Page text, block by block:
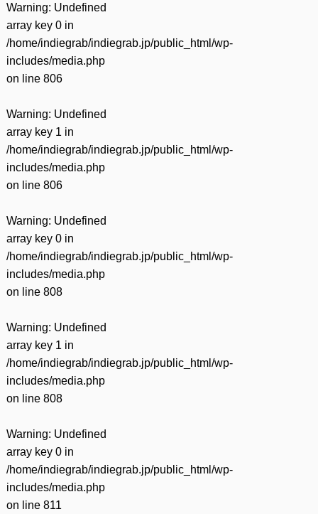
Warning: Undefined
array key 0 in
/home/indiegrab/indiegrab.jp/public_html/wp-
includes/media.php
on line 806
Warning: Undefined
array key 1 in
/home/indiegrab/indiegrab.jp/public_html/wp-
includes/media.php
on line 806
Warning: Undefined
array key 0 in
/home/indiegrab/indiegrab.jp/public_html/wp-
includes/media.php
on line 808
Warning: Undefined
array key 1 in
/home/indiegrab/indiegrab.jp/public_html/wp-
includes/media.php
on line 808
Warning: Undefined
array key 0 in
/home/indiegrab/indiegrab.jp/public_html/wp-
includes/media.php
on line 811